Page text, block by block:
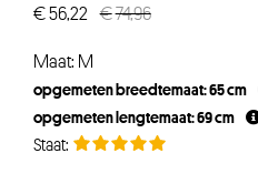
€74,96Oorspronkelijke
€74,96.
€56,22
Huidige
€56,22.
Maat: M
opgemeten breedtemaat: 65 cm
opgemeten lengtemaat: 69 cm